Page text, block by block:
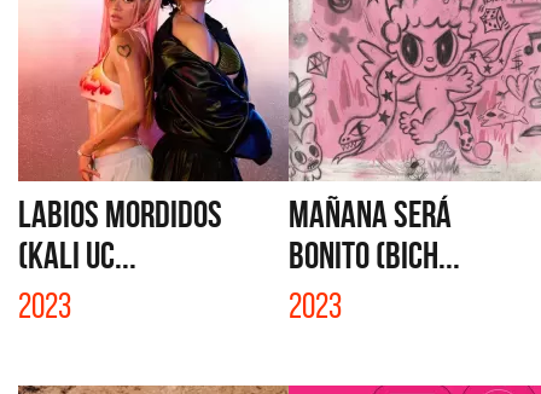
LABIOS MORDIDOS
(KALI UC...
2023
MAÑANA SERÁ
BONITO (BICH...
2023